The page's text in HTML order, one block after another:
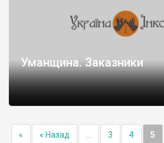
Уманщина. Заказники
« « Назад 3 4 5